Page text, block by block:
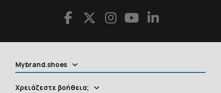
Mybrand.shoes
Χρειάζεστε βοήθεια;